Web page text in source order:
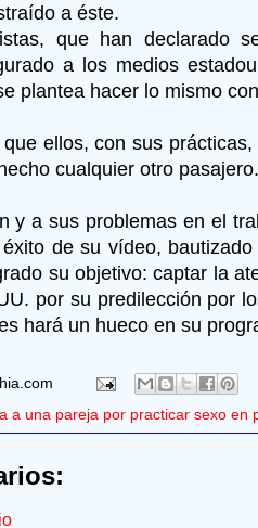
a éste.
que han declarado
a los medios
plantea hacer lo mismo
ellos, con sus
cualquier otro pasajero.
y a sus problemas en el
de su vídeo,
su objetivo: captar la
por su predilección por
hará un hueco en su
a una pareja por practicar sexo en